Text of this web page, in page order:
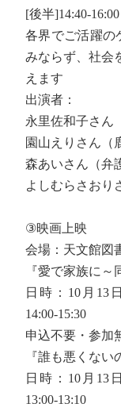
[後半]14:40-
各界でご活躍の
みならず、社会
えます
出演者：
永里佐和子さん
園山えりさん（
森あいさん（弁
よしむらさおり
③映画上映
会場：天文館図
『愛で家族に～
日時：10月13
14:00-15:30
申込不要・参加
『誰も悪くない
日時：10月13
13:00-13:10